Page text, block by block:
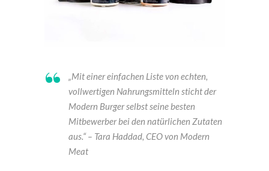
„Mit einer einfachen Liste von echten,
vollwertigen Nahrungsmitteln sticht der
Modern Burger selbst seine besten
Mitbewerber bei den natürlichen Zutaten
aus.“– Tara Haddad, CEO von Modern
Meat